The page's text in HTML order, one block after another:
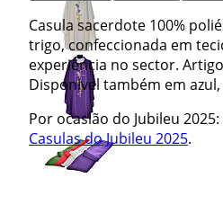
Casula sacerdote 100%
trigo, confeccionada em
experiência no sector.
Disponível também em
Por ocasião do Jubileu
Casulas do Jubileu 2025.